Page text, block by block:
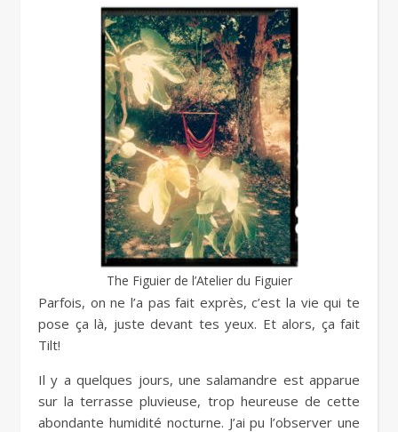
The Figuier de l’Atelier du Figuier
Parfois, on ne l’a pas fait exprès, c’est la vie qui te
pose ça là, juste devant tes yeux. Et alors, ça fait
Tilt!
Il y a quelques jours, une salamandre est apparue
sur la terrasse pluvieuse, trop heureuse de cette
abondante humidité nocturne. J’ai pu l’observer une